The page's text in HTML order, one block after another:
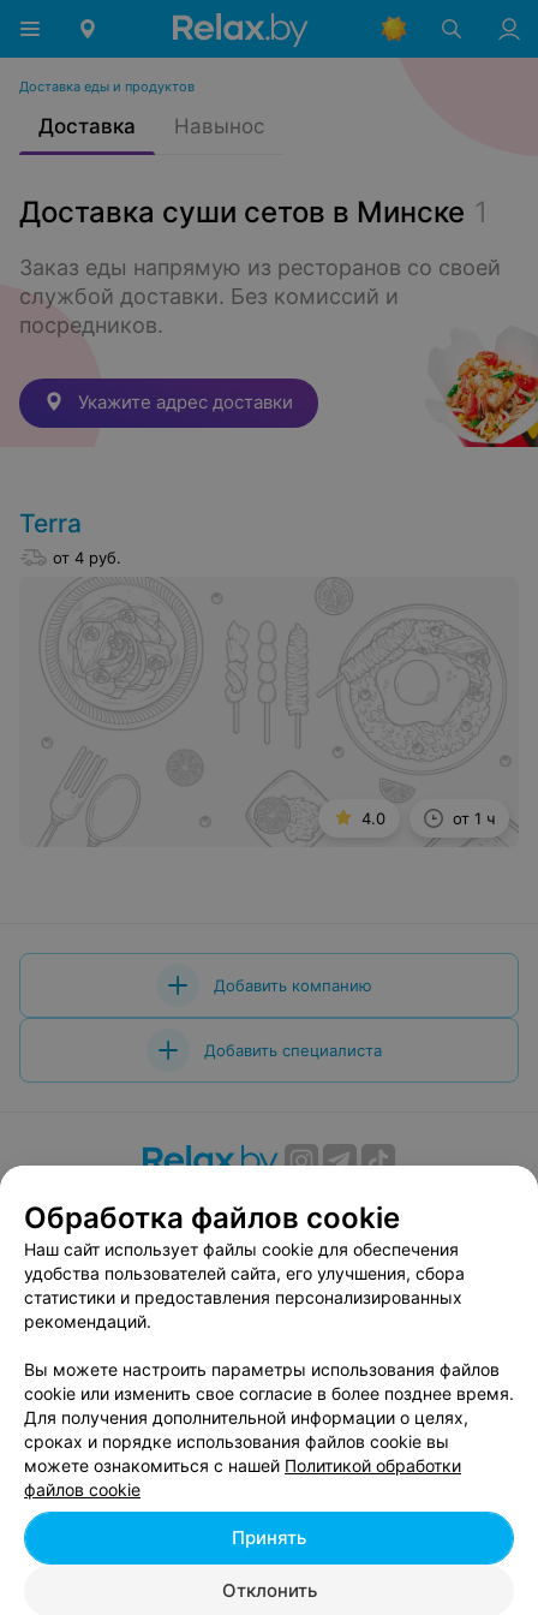
Доставка еды и продуктов
Доставка Навынос
Доставка суши сетов в Минске 1
Заказ еды напрямую из ресторанов со своей
службой доставки. Без комиссий и
посредников.
Укажите адрес доставки
Terra
от 4 руб.
4.0 от 1 ч
Добавить компанию
Добавить специалиста
Вакансии
Публичный договор
Способы оплаты
Публичный договор по использованию сервиса
«Афиша»
Пользовательское соглашение
Связаться по вопросам сотрудничества
Написать руководителю relax.by
Персональные настройки cookie
Обработка персональных данных
© 2026 ООО «Артокс Лаб», УНП 191700409, регистрирующий орган -
Обработка файлов cookie
Наш сайт использует файлы cookie для обеспечения
удобства пользователей сайта, его улучшения, сбора
статистики и предоставления персонализированных
рекомендаций.
Вы можете настроить параметры использования файлов
cookie или изменить свое согласие в более позднее время.
Для получения дополнительной информации о целях,
сроках и порядке использования файлов cookie вы
можете ознакомиться с нашей Политикой обработки
файлов cookie
Отклонить
Принять